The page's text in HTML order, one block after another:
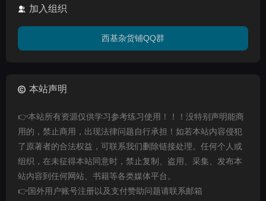
加入组织
西基杂货铺QQ群
本站声明
👉本站所有资源仅供学习参考练习使用！！！没特别声明能商
用的，禁止商用，出现法律问题自行承担！如若本站内容侵犯
了原著者的合法权益，可联系我们删除链接处理。任何个人或
组织，在未征得本站同意时，禁止复制、盗用、采集、发布本
站内容到任何网站、书籍等各类媒体平台。
👉国外用户账号注册以及支付赞助问题请联系邮箱